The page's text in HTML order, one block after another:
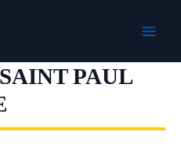
PAUL